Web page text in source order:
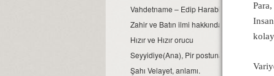
Vahdetname – Edip Harabi
Zahir ve Batın ilmi hakkında...
Hızır ve Hızır orucu
Seyyidiye(Ana), Pir postuna oturabilir mi?
Şahı Velayet, anlamı.